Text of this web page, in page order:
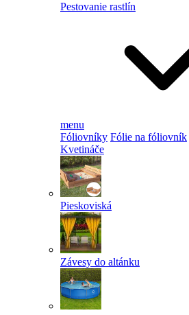
Pestovanie rastlín
menu
Fóliovníky Fólie na fóliovník
Kvetináče
Pieskoviská
Závesy do altánku